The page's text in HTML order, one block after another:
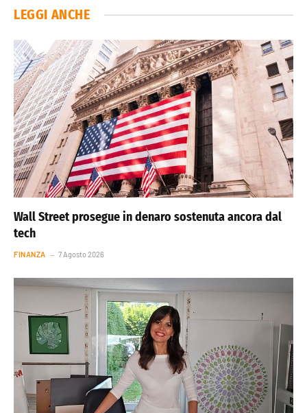
LEGGI ANCHE
Wall Street prosegue in denaro sostenuta ancora dal
tech
FINANZA 7 Agosto 2026